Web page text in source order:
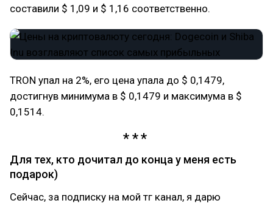
составили $ 1,09 и $ 1,16 соответственно.
TRON упал на 2%, его цена упала до $ 0,1479,
достигнув минимума в $ 0,1479 и максимума в $
0,1514.
Для тех, кто дочитал до конца у меня есть
подарок)
Сейчас, за подписку на мой тг канал, я дарю